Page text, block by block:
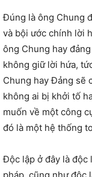
Đúng là ông Chung
và bội ước chính lời
ông Chung hay
không giữ lời hứa,
Chung hay Đảng sẽ
không ai bị khởi tố
muốn về một công
đó là một hệ thống
Độc lập ở đây là độc